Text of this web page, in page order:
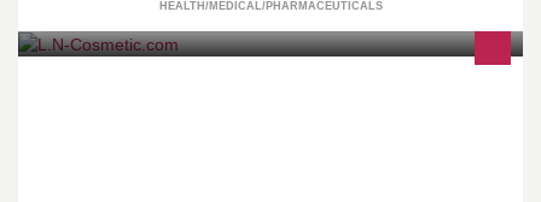
HEALTH/MEDICAL/PHARMACEUTICALS